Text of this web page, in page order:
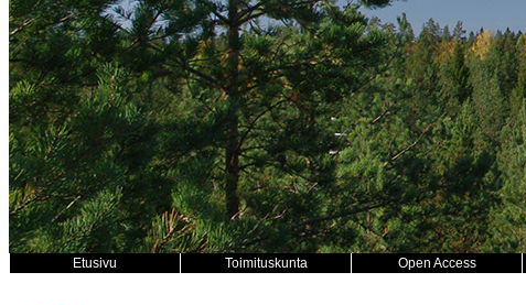
Etusivu Toimituskunta Open Access